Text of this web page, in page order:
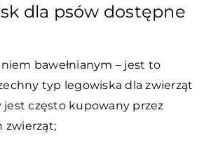
dla psów dostępne
bawełnianym – jest to
typ legowiska dla zwierząt
często kupowany przez
zwierząt;